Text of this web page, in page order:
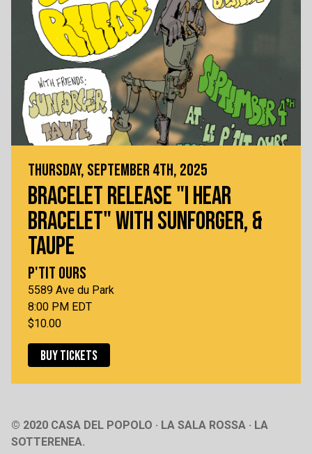
THURSDAY, SEPTEMBER 4TH, 2025
BRACELET RELEASE "I HEAR
BRACELET" WITH SUNFORGER, &
TAUPE
P'TIT OURS
5589 Ave du Park
8:00 PM EDT
$10.00
BUY TICKETS
© 2020 CASA DEL POPOLO · LA SALA ROSSA · LA
SOTTERENEA.